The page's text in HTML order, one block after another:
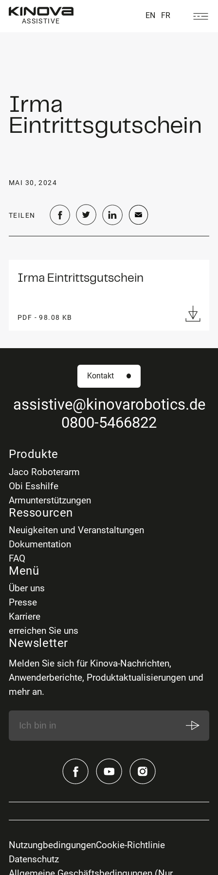
ASSISTIVE
EN FR
Irma
Eintrittsgutschein
MAI 30, 2024
TEILEN
Irma Eintrittsgutschein
PDF - 98.08 KB
Produkte
Jaco Roboterarm
Obi Esshilfe
Armunterstützungen
Ressourcen
Neuigkeiten und Veranstaltungen
Dokumentation
FAQ
Menü
Über uns
Presse
Karriere
erreichen Sie uns
Newsletter
Melden Sie sich für Kinova-Nachrichten,
Anwenderberichte, Produktaktualisierungen und
mehr an.
Kontakt
assistive@kinovarobotics.de
0800-5466822
NutzungbedingungenCookie-Richtlinie
Datenschutz